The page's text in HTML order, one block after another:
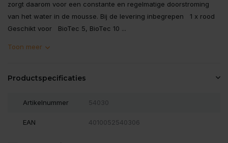
zorgt daarom voor een constante en regelmatige doorstroming
van het water in de mousse. Bij de levering inbegrepen 1 x rood
Geschikt voor BioTec 5, BioTec 10 ...
Toon meer
Productspecificaties
Artikelnummer 54030
EAN 4010052540306